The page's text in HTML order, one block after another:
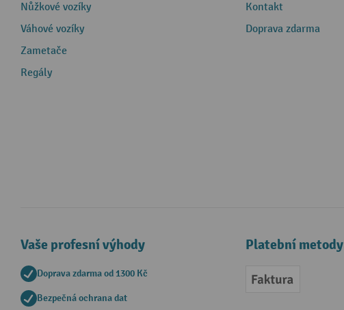
Nůžkové vozíky
Váhové vozíky
Zametače
Regály
Kontakt
Doprava zdarma
Vaše profesní výhody
Doprava zdarma od 1300 Kč
Bezpečná ochrana dat
Platební metody
Faktura